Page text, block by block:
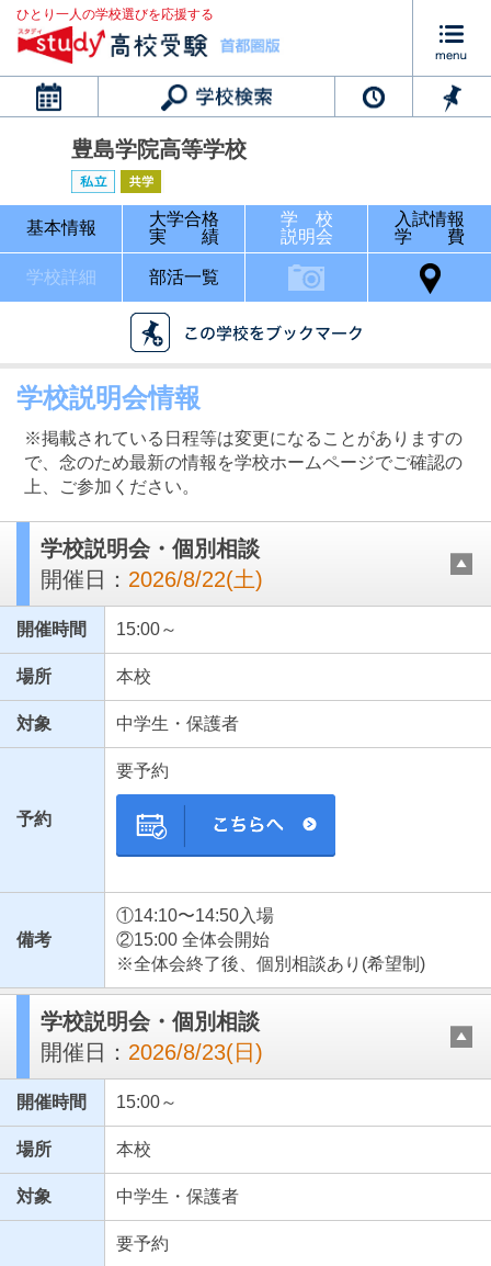
ひとり一人の学校選びを応援する
カレンダー
最近見た学校
豊島学院高等学校
ブックマークした学校
ブックマークした学校はありません
豊島学院高等学校
基本情報
大学合格
実 績
学 校
説明会
入試情報
学 費
学校詳細 部活一覧
学校説明会情報
※掲載されている日程等は変更になることがありますの
で、念のため最新の情報を学校ホームページでご確認の
上、ご参加ください。
学校説明会・個別相談
開催日： 2026/8/22(土)
開催時間 15:00～
場所 本校
対象 中学生・保護者
予約
要予約
備考
①14:10〜14:50入場
②15:00 全体会開始
※全体会終了後、個別相談あり(希望制)
学校説明会・個別相談
開催日： 2026/8/23(日)
開催時間 15:00～
場所 本校
対象 中学生・保護者
要予約